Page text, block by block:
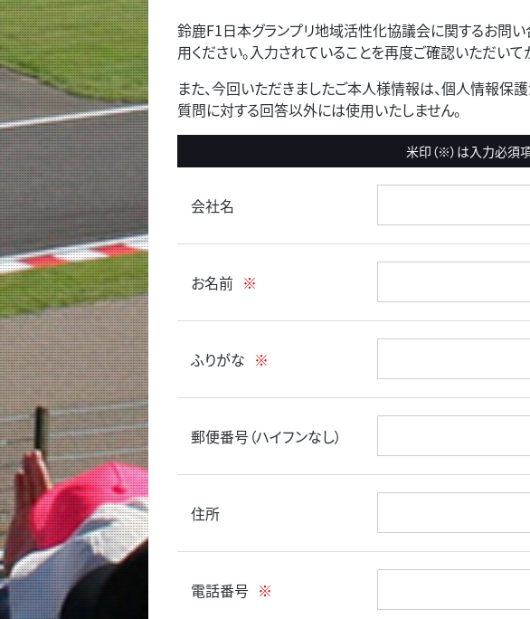
鈴鹿F1日本グランプリ地域活性化協議会に関するお問
用ください。入力されていることを再度ご確認いただいて
また、今回いただきましたご本人様情報は、個人情報保
質問に対する回答以外には使用いたしません。
米印（※）は入力必須
会社名
お名前 ※
ふりがな ※
郵便番号（ハイフンなし）
住所
電話番号 ※